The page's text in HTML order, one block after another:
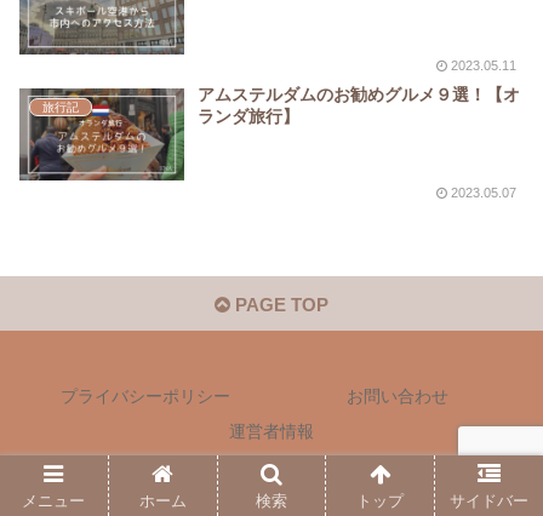
2023.05.11
旅行記
アムステルダムのお勧めグルメ９選！【オ
ランダ旅行】
2023.05.07
PAGE TOP
プライバシーポリシー
お問い合わせ
運営者情報
© 2021 ENA.
メニュー ホーム 検索 トップ サイドバー